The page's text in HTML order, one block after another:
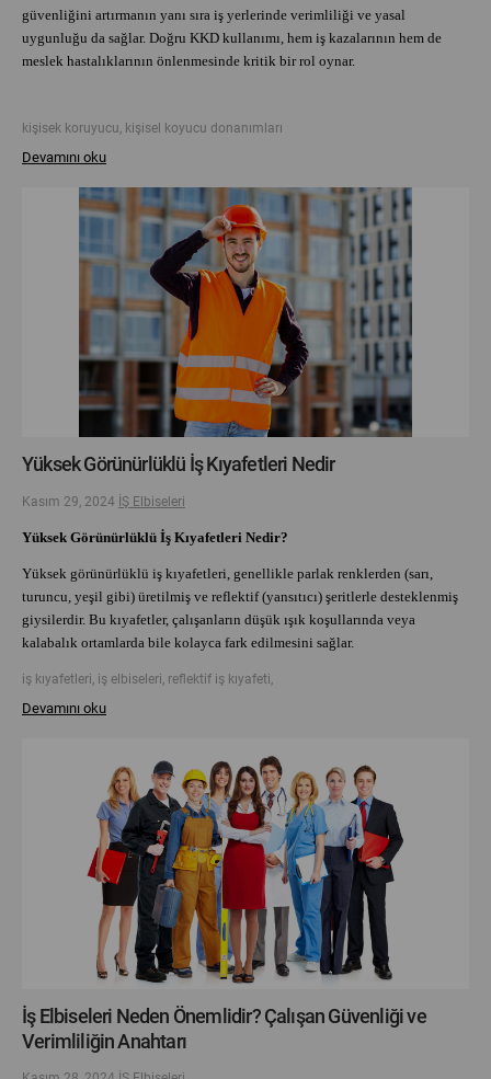
güvenliğini artırmanın yanı sıra iş yerlerinde verimliliği ve yasal
uygunluğu da sağlar. Doğru KKD kullanımı, hem iş kazalarının hem de
meslek hastalıklarının önlenmesinde kritik bir rol oynar.
kişisek koruyucu, kişisel koyucu donanımları
Devamını oku
Yüksek Görünürlüklü İş Kıyafetleri Nedir
Kasım 29, 2024 İŞ Elbiseleri
Yüksek Görünürlüklü İş Kıyafetleri Nedir?
Yüksek görünürlüklü iş kıyafetleri, genellikle parlak renklerden (sarı,
turuncu, yeşil gibi) üretilmiş ve reflektif (yansıtıcı) şeritlerle desteklenmiş
giysilerdir. Bu kıyafetler, çalışanların düşük ışık koşullarında veya
kalabalık ortamlarda bile kolayca fark edilmesini sağlar.
iş kıyafetleri, iş elbiseleri, reflektif iş kıyafeti,
Devamını oku
İş Elbiseleri Neden Önemlidir? Çalışan Güvenliği ve
Verimliliğin Anahtarı